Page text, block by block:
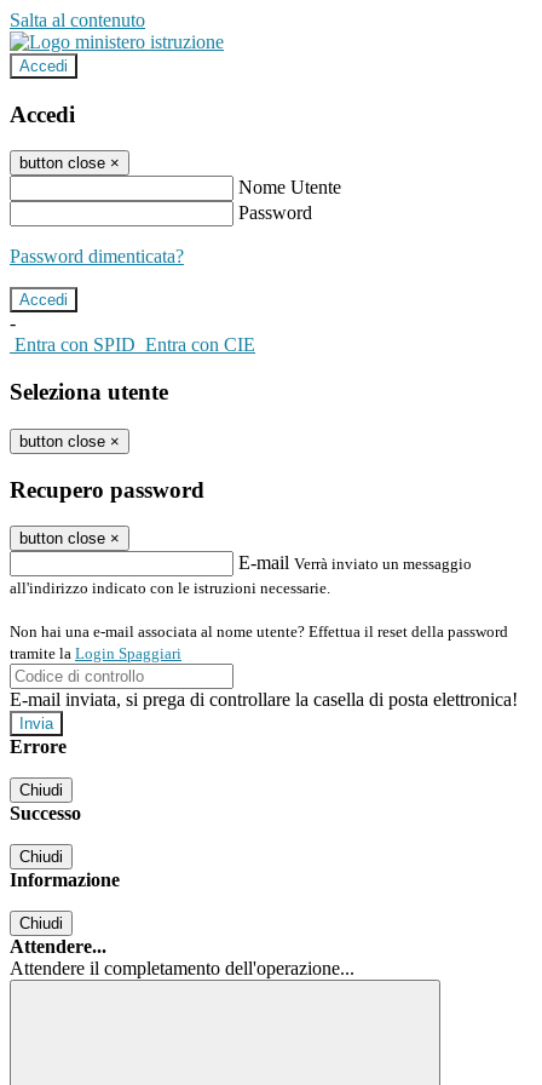
Salta al contenuto
Accedi
Accedi
button close ×
Nome Utente
Password
Password dimenticata?
-
Entra con SPID Entra con CIE
Seleziona utente
button close ×
Recupero password
button close ×
E-mail Verrà inviato un messaggio
all'indirizzo indicato con le istruzioni necessarie.
Non hai una e-mail associata al nome utente? Effettua il reset della password
tramite la Login Spaggiari
E-mail inviata, si prega di controllare la casella di posta elettronica!
Errore
Chiudi
Successo
Chiudi
Informazione
Chiudi
Attendere...
Attendere il completamento dell'operazione...